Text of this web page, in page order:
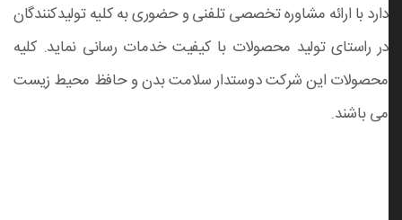
دارد با ارائه مشاوره تخصصی تلفنی و حضوری به کلیه تولیدکنندگان
در راستای تولید محصولات با کیفیت خدمات رسانی نماید. کلیه
محصولات این شرکت دوستدار سلامت بدن و حافظ محیط زیست
می باشند.